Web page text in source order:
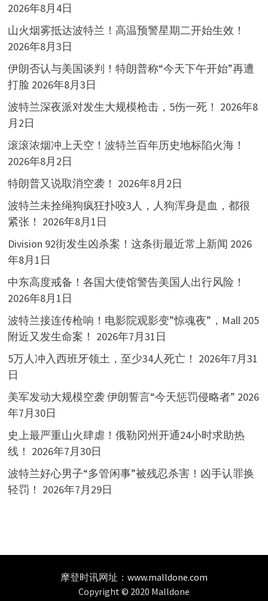
2026年8月4日
山火烟雾抵达波特兰！高温预警星期二开始生效！
2026年8月3日
伊朗否认与美国谈判！特朗普称“今天下午开始”再遭
打脸 2026年8月3日
波特兰深夜派对发生大规模枪击，5伤一死！ 2026年8
月2日
滚滚浓烟冲上天空！波特兰百年历史地标陷火海！
2026年8月2日
特朗普又说取消空袭！ 2026年8月2日
波特兰未拴绳狗疯狂扑咬3人，人狗浑身是血，都很
紧张！ 2026年8月1日
Division 92街发生凶杀案！这条街最近常上新闻 2026
年8月1日
中东高度戒备！各国大使馆警告美国人出行风险！
2026年8月1日
波特兰接连传枪响！电影院观影变”惊魂夜”，Mall 205
附近又发生命案！ 2026年7月31日
5万人冲入西班牙领土，至少34人死亡！ 2026年7月31
日
美军发动大规模空袭 伊朗誓言“今天惩罚侵略者” 2026
年7月30日
史上最严重山火肆虐！俄勒冈州开通24小时求助热
线！ 2026年7月30日
波特兰好心男子“多管闲事”被残忍杀害！凶手认罪换
轻罚！ 2026年7月29日
摩登时讯网址： www.malldone.com
Copyright © 2020 Malldone